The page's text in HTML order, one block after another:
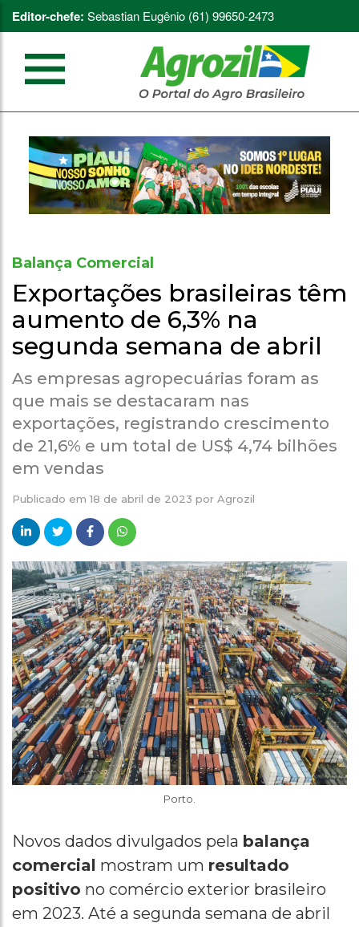
Editor-chefe: Sebastian Eugênio (61) 99650-2473
Balança Comercial
Exportações brasileiras têm
aumento de 6,3% na
segunda semana de abril
As empresas agropecuárias foram as
que mais se destacaram nas
exportações, registrando crescimento
de 21,6% e um total de US$ 4,74 bilhões
em vendas
Publicado em18 de abril de 2023 por Agrozil
Porto.
Novos dados divulgados pela balança
comercial mostram um resultado
positivo no comércio exterior brasileiro
em 2023. Até a segunda semana de abril